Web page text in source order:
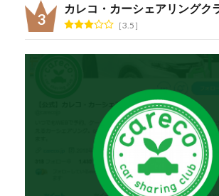
カレコ・カーシェアリングク
3.5